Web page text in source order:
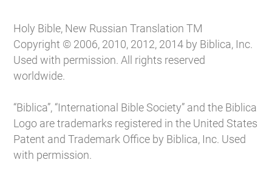
Holy Bible, New Russian Translation TM
Copyright © 2006, 2010, 2012, 2014 by Biblica, Inc.
Used with permission. All rights reserved
worldwide.
“Biblica”, “International Bible Society” and the Biblica
Logo are trademarks registered in the United States
Patent and Trademark Office by Biblica, Inc. Used
with permission.